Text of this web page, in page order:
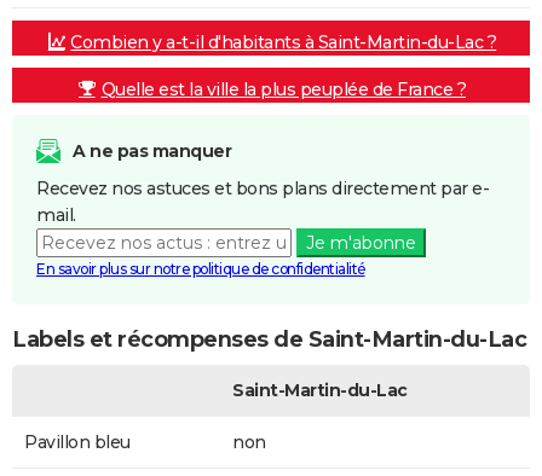
Combien y a-t-il d'habitants à Saint-Martin-du-Lac ?
Quelle est la ville la plus peuplée de France ?
A ne pas manquer
Recevez nos astuces et bons plans directement par e-
mail.
Je m'abonne
En savoir plus sur notre politique de confidentialité
Labels et récompenses de Saint-Martin-du-Lac
Saint-Martin-du-Lac
Pavillon bleu non